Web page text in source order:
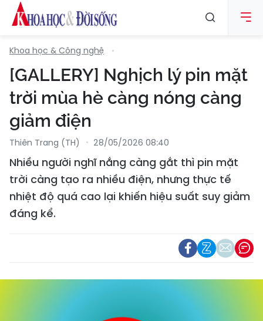
Khoa học & Công nghệ
[GALLERY] Nghịch lý pin mặt
trời mùa hè càng nóng càng
giảm điện
Thiên Trang (TH) 28/05/2026 08:40
Nhiều người nghĩ nắng càng gắt thì pin mặt
trời càng tạo ra nhiều điện, nhưng thực tế
nhiệt độ quá cao lại khiến hiệu suất suy giảm
đáng kể.